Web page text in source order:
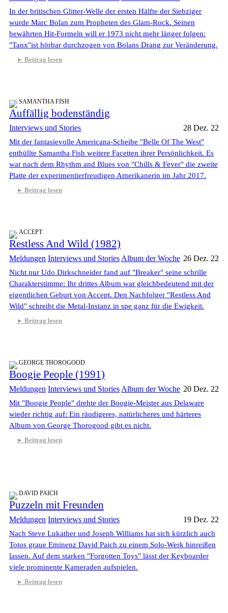
In der britischen Glitter-Welle der ersten Hälfte der Siebziger
wurde Marc Bolan zum Propheten des Glam-Rock. Seinen
bewährten Hit-Formeln will er 1973 nicht mehr länger folgen:
"Tanx"ist hörbar durchzogen von Bolans Drang zur Veränderung.
Beitrag lesen
SAMANTHA FISH
Auffällig bodenständig
Interviews und Stories 28 Dez. 22
Mit der fantasievolle Americana-Scheibe "Belle Of The West"
enthüllte Samantha Fish weitere Facetten ihrer Persönlichkeit. Es
war nach dem Rhythm and Blues von "Chills & Fever" die zweite
Platte der experimentierfreudigen Amerikanerin im Jahr 2017.
Beitrag lesen
ACCEPT
Restless And Wild (1982)
Meldungen Interviews und Stories Album der Woche 26 Dez. 22
Nicht nur Udo Dirkschneider fand auf "Breaker" seine schrille
Charakterstimme: Ihr drittes Album war gleichbedeutend mit der
eigentlichen Geburt von Accept. Den Nachfolger "Restless And
Wild" schreibt die Metal-Instanz in spe ganz für die Ewigkeit.
Beitrag lesen
GEORGE THOROGOOD
Boogie People (1991)
Meldungen Interviews und Stories Album der Woche 20 Dez. 22
Mit "Boogie People" drehte der Boogie-Meister aus Delaware
wieder richtig auf: Ein räudigeres, natürlicheres und härteres
Album von George Thorogood gibt es nicht.
Beitrag lesen
DAVID PAICH
Puzzeln mit Freunden
Meldungen Interviews und Stories 19 Dez. 22
Nach Steve Lukather und Joseph Williams hat sich kürzlich auch
Totos graue Eminenz David Paich zu einem Solo-Werk hinreißen
lassen. Auf dem starken "Forgotten Toys" lässt der Keyboarder
viele prominente Kameraden aufspielen.
Beitrag lesen